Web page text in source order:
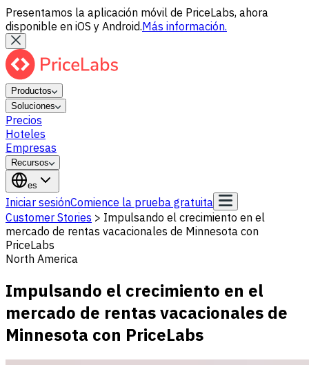
Presentamos la aplicación móvil de PriceLabs, ahora
disponible en iOS y Android.Más información.
Productos
Soluciones
Precios
Hoteles
Empresas
Recursos
es
Iniciar sesiónComience la prueba gratuita
Customer Stories > Impulsando el crecimiento en el
mercado de rentas vacacionales de Minnesota con
PriceLabs
North America
Impulsando el crecimiento en el
mercado de rentas vacacionales de
Minnesota con PriceLabs